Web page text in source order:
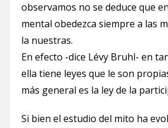
observamos no se deduce que
mental obedezca siempre a las
la nuestras.
En efecto -dice Lévy Bruhl- en
ella tiene leyes que le son
más general es la ley de la
Si bien el estudio del mito ha